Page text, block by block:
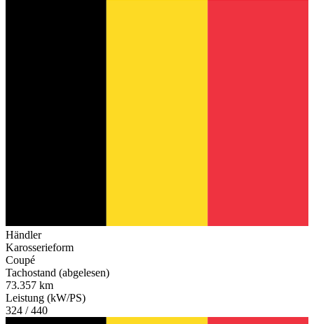
Händler
Karosserieform
Coupé
Tachostand (abgelesen)
73.357 km
Leistung (kW/PS)
324 / 440